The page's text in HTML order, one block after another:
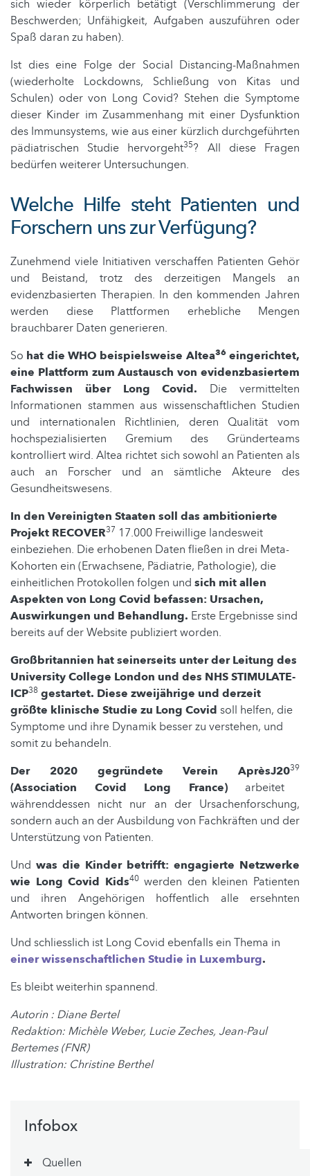
sich wieder körperlich betätigt (Verschlimmerung der
Beschwerden; Unfähigkeit, Aufgaben auszuführen oder
Spaß daran zu haben).
Ist dies eine Folge der Social Distancing-Maßnahmen
(wiederholte Lockdowns, Schließung von Kitas und
Schulen) oder von Long Covid? Stehen die Symptome
dieser Kinder im Zusammenhang mit einer Dysfunktion
des Immunsystems, wie aus einer kürzlich durchgeführten
pädiatrischen Studie hervorgeht35? All diese Fragen
bedürfen weiterer Untersuchungen.
Welche Hilfe steht Patienten und
Forschern uns zur Verfügung?
Zunehmend viele Initiativen verschaffen Patienten Gehör
und Beistand, trotz des derzeitigen Mangels an
evidenzbasierten Therapien. In den kommenden Jahren
werden diese Plattformen erhebliche Mengen
brauchbarer Daten generieren.
So hat die WHO beispielsweise Altea36eingerichtet,
eine Plattform zum Austausch von evidenzbasiertem
Fachwissen über Long Covid. Die vermittelten
Informationen stammen aus wissenschaftlichen Studien
und internationalen Richtlinien, deren Qualität vom
hochspezialisierten Gremium des Gründerteams
kontrolliert wird. Altea richtet sich sowohl an Patienten als
auch an Forscher und an sämtliche Akteure des
Gesundheitswesens.
In den Vereinigten Staaten soll das ambitionierte
Projekt RECOVER37 17.000 Freiwillige landesweit
einbeziehen. Die erhobenen Daten fließen in drei Meta-
Kohorten ein (Erwachsene, Pädiatrie, Pathologie), die
einheitlichen Protokollen folgen und sich mit allen
Aspekten von Long Covid befassen: Ursachen,
Auswirkungen und Behandlung. Erste Ergebnisse sind
bereits auf der Website publiziert worden.
Großbritannien hat seinerseits unter der Leitung des
University College London und des NHS STIMULATE-
ICP38 gestartet. Diese zweijährige und derzeit
größte klinische Studie zu Long Covid soll helfen, die
Symptome und ihre Dynamik besser zu verstehen, und
somit zu behandeln.
Der 2020 gegründete Verein AprèsJ2039
(Association Covid Long France)arbeitet
währenddessen nicht nur an der Ursachenforschung,
sondern auch an der Ausbildung von Fachkräften und der
Unterstützung von Patienten.
Und was die Kinder betrifft: engagierte Netzwerke
wie Long Covid Kids40 werden den kleinen Patienten
und ihren Angehörigen hoffentlich alle ersehnten
Antworten bringen können.
Und schliesslich ist Long Covid ebenfalls ein Thema in
einer wissenschaftlichen Studie in Luxemburg.
Es bleibt weiterhin spannend.
Autorin : Diane Bertel
Redaktion: Michèle Weber, Lucie Zeches, Jean-Paul
Bertemes (FNR)
Illustration: Christine Berthel
Infobox
Quellen